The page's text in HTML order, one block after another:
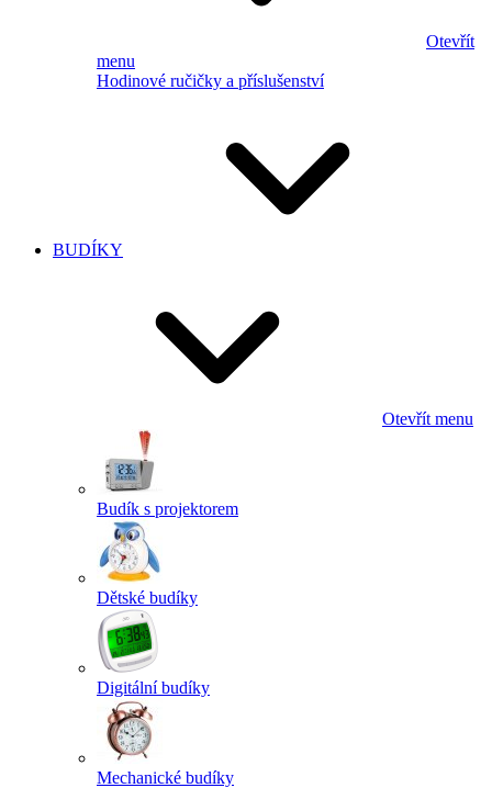
Otevřít
menu
Hodinové ručičky a příslušenství
BUDÍKY
Otevřít menu
Budík s projektorem
Dětské budíky
Digitální budíky
Mechanické budíky